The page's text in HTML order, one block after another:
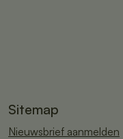
Sitemap
Nieuwsbrief aanmelden